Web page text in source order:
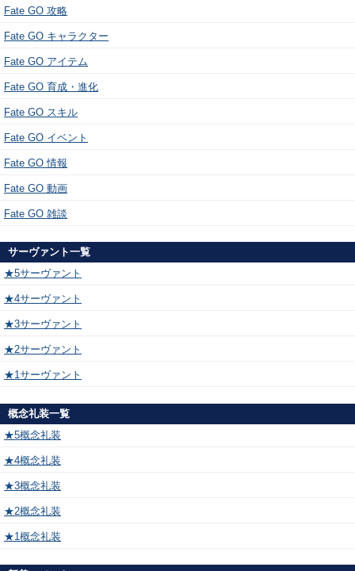
Fate GO 攻略
Fate GO キャラクター
Fate GO アイテム
Fate GO 育成・進化
Fate GO スキル
Fate GO イベント
Fate GO 情報
Fate GO 動画
Fate GO 雑談
サーヴァント一覧
★5サーヴァント
★4サーヴァント
★3サーヴァント
★2サーヴァント
★1サーヴァント
概念礼装一覧
★5概念礼装
★4概念礼装
★3概念礼装
★2概念礼装
★1概念礼装